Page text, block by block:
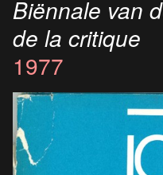
Biënnale van
de la critique
1977